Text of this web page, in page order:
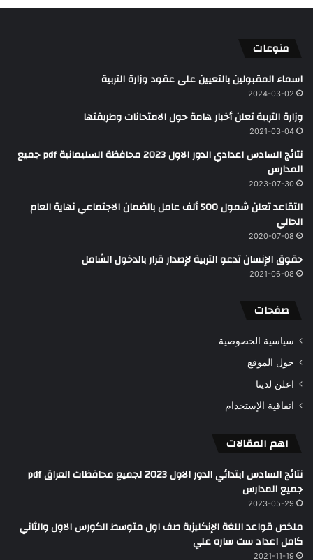
منوعات
اسماء المقبولين بالتعيين على عقود وزارة التربية
2024-03-02
وزارة التربية تعلن أخبار هامة حول الامتحانات وطريقتها
2021-03-04
نتائج السادس اعدادي الدور الاول 2023 محافظة السليمانية pdf جميع
المدارس
2023-07-30
التقاعد تعلن شمول 500 ألف عامل بالضمان الاجتماعي نهاية العام
الحالي
2020-07-08
حقوق الإنسان تدعو التربية لإصدار قرار بالدخول الشامل
2021-06-08
صفحات
سياسية الخصوصية
حول الموقع
اعلن لدينا
اتفاقية الإستخدام
اهم المقالات
نتائج السادس ابتدائي الدور الاول 2023 لجميع محافظات العراق pdf
جميع المدارس
2023-05-29
ملخص قواعد اللغة الإنكليزية صف اول متوسط الكورس الاول والثاني
كامل اعداد ست ساره علي
2021-11-19